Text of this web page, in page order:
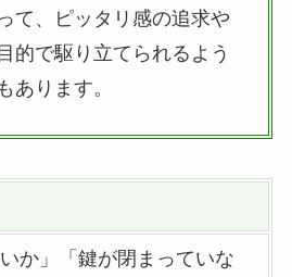
て、ピッタリ感の追求や
的で駆り立てられるよう
あります。
か」「鍵が閉まっていな